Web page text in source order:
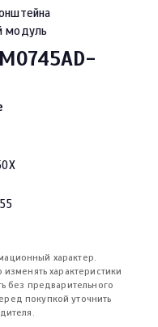
модуль
характер.
характеристики
без предварительного
покупкой уточнить